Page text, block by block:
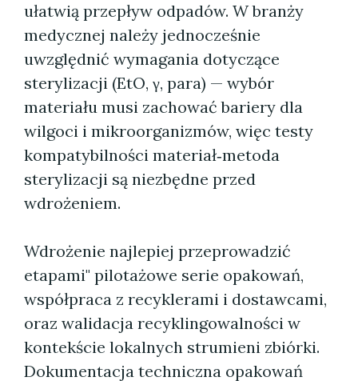
ułatwią przepływ odpadów. W branży
medycznej należy jednocześnie
uwzględnić wymagania dotyczące
sterylizacji (EtO, γ, para) — wybór
materiału musi zachować bariery dla
wilgoci i mikroorganizmów, więc testy
kompatybilności materiał‑metoda
sterylizacji są niezbędne przed
wdrożeniem.
Wdrożenie najlepiej przeprowadzić
etapami" pilotażowe serie opakowań,
współpraca z recyklerami i dostawcami,
oraz walidacja recyklingowalności w
kontekście lokalnych strumieni zbiórki.
Dokumentacja techniczna opakowań